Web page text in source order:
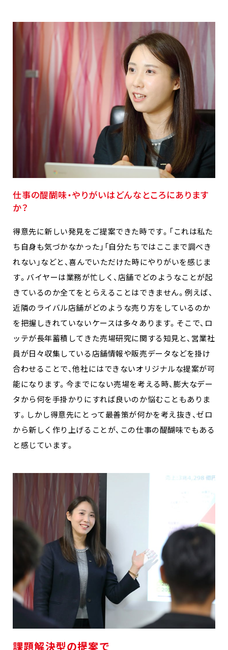
仕事の醍醐味・やりがいはどんなところにあります
か？
得意先に新しい発見をご提案できた時です。「これは私た
ち自身も気づかなかった」「自分たちではここまで調べき
れない」などと、喜んでいただけた時にやりがいを感じま
す。バイヤーは業務が忙しく、店舗でどのようなことが起
きているのか全てをとらえることはできません。例えば、
近隣のライバル店舗がどのような売り方をしているのか
を把握しきれていないケースは多々あります。そこで、ロ
ッテが長年蓄積してきた売場研究に関する知見と、営業社
員が日々収集している店舗情報や販売データなどを掛け
合わせることで、他社にはできないオリジナルな提案が可
能になります。今までにない売場を考える時、膨大なデー
タから何を手掛かりにすれば良いのか悩むこともありま
す。しかし得意先にとって最善策が何かを考え抜き、ゼロ
から新しく作り上げることが、この仕事の醍醐味でもある
と感じています。
課題解決型の提案で